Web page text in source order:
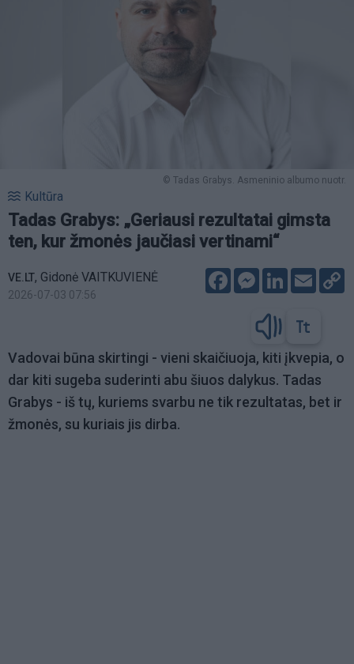
© Tadas Grabys. Asmeninio albumo nuotr.
Kultūra
Tadas Grabys: „Geriausi rezultatai gimsta
ten, kur žmonės jaučiasi vertinami“
VE.LT, Gidonė VAITKUVIENĖ
2026-07-03 07:56
FacebookMessenger
LinkedIn
Email
Vadovai būna skirtingi - vieni skaičiuoja, kiti įkvepia, o
dar kiti sugeba suderinti abu šiuos dalykus. Tadas
Grabys - iš tų, kuriems svarbu ne tik rezultatas, bet ir
žmonės, su kuriais jis dirba.